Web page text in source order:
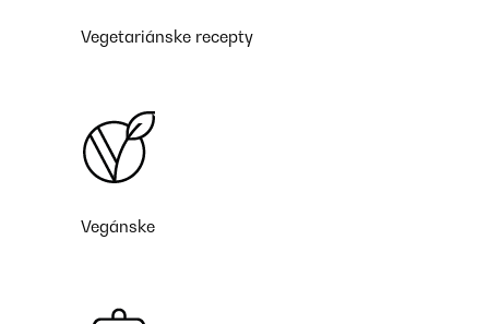
Vegetariánske recepty
Vegánske